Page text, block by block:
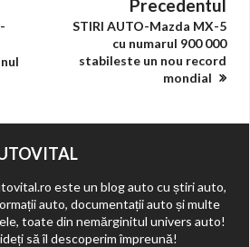
Precedentul
STIRI AUTO-Mazda MX-5
cu numarul 900 000
stabileste un nou record
mondial
este un blog auto cu știri auto,
auto, documentații auto și multe
toate din nemărginitul univers auto!
să îl descoperim împreună!